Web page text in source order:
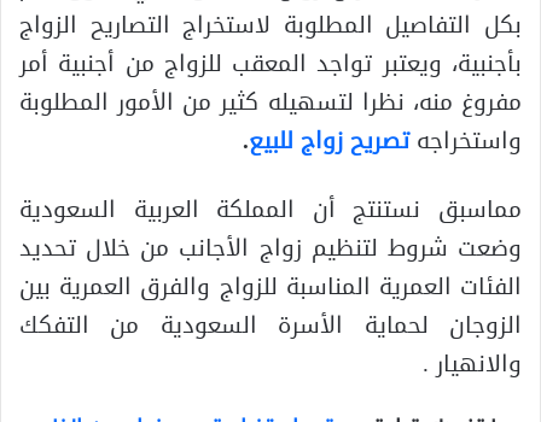
بكل التفاصيل المطلوبة لاستخراج التصاريح الزواج
بأجنبية، ويعتبر تواجد المعقب للزواج من أجنبية أمر
مفروغ منه، نظرا لتسهيله كثير من الأمور المطلوبة
واستخراجهتصريح زواج للبيع.
مماسبق نستنتج أن المملكة العربية السعودية
وضعت شروط لتنظيم زواج الأجانب من خلال تحديد
الفئات العمرية المناسبة للزواج والفرق العمرية بين
الزوجان لحماية الأسرة السعودية من التفكك
والانهيار .